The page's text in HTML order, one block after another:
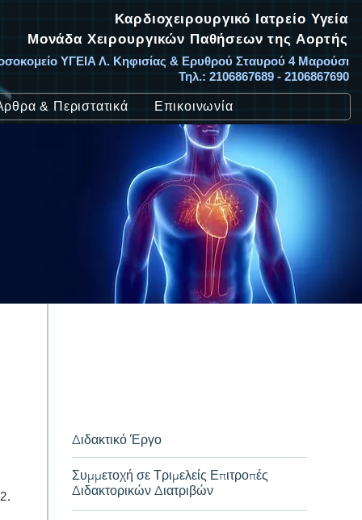
Καρδιοχειρουργικό Ιατρείο Υγεία
Μονάδα Χειρουργικών Παθήσεων της Αορτής
ΥΓΕΙΑ Λ. Κηφισίας & Ερυθρού Σταυρού 4 Μαρούσι
Τηλ.: 2106867689 - 2106867690
& Περιστατικά Επικοινωνία
Διδακτικό Έργο
Συμμετοχή σε Τριμελείς Επιτροπές
Διδακτορικών Διατριβών